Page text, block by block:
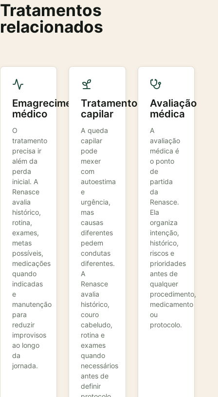
Tratamentos
relacionados
Emagrecimento
médico
O
tratamento
precisa ir
além da
perda
inicial. A
Renasce
avalia
histórico,
rotina,
exames,
metas
possíveis,
medicações
quando
indicadas
e
manutenção
para
reduzir
improvisos
ao longo
da
jornada.
Tratamento
capilar
A queda
capilar
pode
mexer
com
autoestima
e
urgência,
mas
causas
diferentes
pedem
condutas
diferentes.
A
Renasce
avalia
histórico,
couro
cabeludo,
rotina e
exames
quando
necessários
antes de
definir
Avaliação
médica
A
avaliação
médica é
o ponto
de
partida
da
Renasce.
Ela
organiza
intenção,
histórico,
riscos e
prioridades
antes de
qualquer
procedimento,
medicamento
ou
protocolo.